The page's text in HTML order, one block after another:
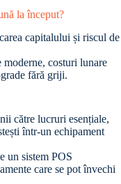
la început?
capitalului și riscul de
moderne, costuri lunare
fără griji.
către lucruri esențiale,
într-un echipament
un sistem POS
care se pot învechi